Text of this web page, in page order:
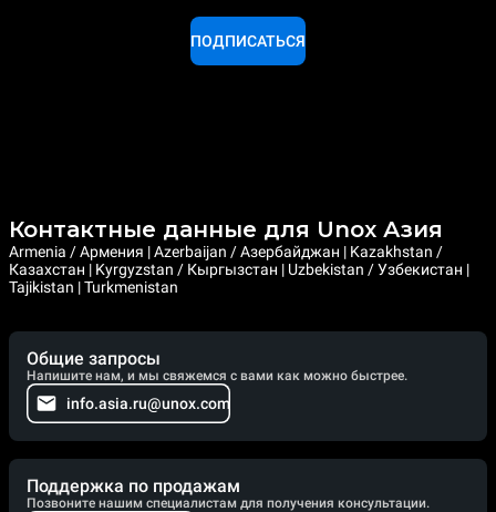
ПОДПИСАТЬСЯ
Контактные данные для Unox Азия
Armenia / Армения | Azerbaijan / Азербайджан | Kazakhstan /
Казахстан | Kyrgyzstan / Кыргызстан | Uzbekistan / Узбекистан |
Tajikistan | Turkmenistan
Общие запросы
Напишите нам, и мы свяжемся с вами как можно быстрее.
info.asia.ru@unox.com
Поддержка по продажам
Позвоните нашим специалистам для получения консультации.